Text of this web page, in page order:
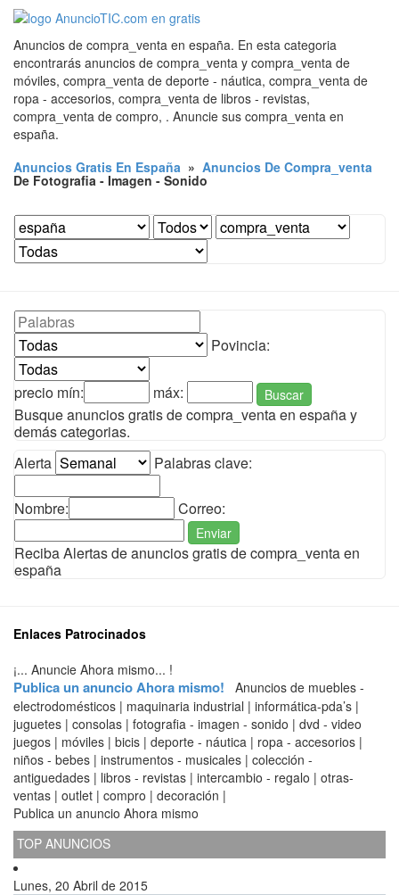
Anuncios de compra_venta en españa. En esta categoria
encontrarás anuncios de compra_venta y compra_venta de
móviles, compra_venta de deporte - náutica, compra_venta de
ropa - accesorios, compra_venta de libros - revistas,
compra_venta de compro, . Anuncie sus compra_venta en
españa.
Anuncios Gratis En España » Anuncios De Compra_venta
De Fotografia - Imagen - Sonido
Povincia:
precio mín: máx: Buscar
Busque anuncios gratis de compra_venta en españa y
demás categorias.
Alerta
Palabras clave:
Nombre: Correo:
Enviar
Reciba Alertas de anuncios gratis de compra_venta en
españa
Enlaces Patrocinados
¡... Anuncie Ahora mismo... !
Publica un anuncio Ahora mismo! Anuncios de muebles -
electrodomésticos | maquinaria industrial | informática-pda’s |
juguetes | consolas | fotografia - imagen - sonido | dvd - video
juegos | móviles | bicis | deporte - náutica | ropa - accesorios |
niños - bebes | instrumentos - musicales | colección -
antiguedades | libros - revistas | intercambio - regalo | otras-
ventas | outlet | compro | decoración |
Publica un anuncio Ahora mismo
TOP ANUNCIOS
Lunes, 20 Abril de 2015